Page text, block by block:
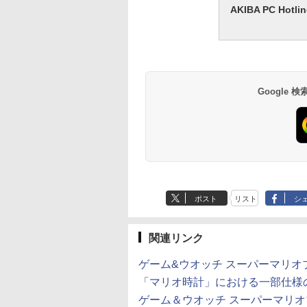
AKIBA PC
Google 検
ポスト リスト シ
関連リンク
ゲーム&ウオッチ スーパーマリ
「マリオ時計」における一部仕
ゲーム＆ウオッチ スーパーマリ